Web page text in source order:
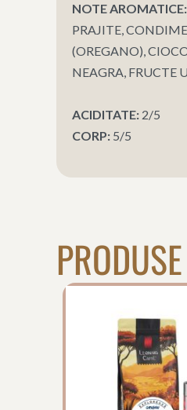
NOTE AROMATICE:
PRAJITE,
(OREGANO),
NEAGRA, FRUCTE
ACIDITATE: 2/5
CORP: 5/5